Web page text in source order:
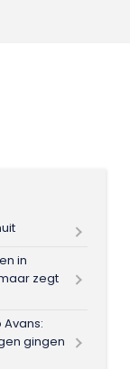
in
zegt
gingen